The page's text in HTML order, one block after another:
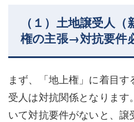
（１）土地譲受人
権の主張→対抗要件
まず、「地上権」に着目
受人は対抗関係となりま
いて対抗要件がないと、